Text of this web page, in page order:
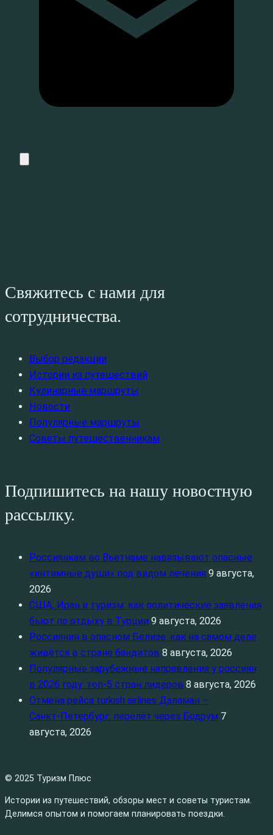
Свяжитесь с нами для
сотрудничества.
Выбор редакции
Истории из путешествий
Кулинарные маршруты
Новости
Популярные маршруты
Советы путешественникам
Подпишитесь на нашу новостную
рассылку.
Россиянкам во Вьетнаме навязывают опасные
«интимные души» под видом лечения 9 августа,
2026
США, Иран и туризм: как политические заявления
бьют по отдыху в Турции 9 августа, 2026
Россиянин в опасном Белизе: как на самом деле
живётся в стране бандитов 8 августа, 2026
Популярные зарубежные направления у россиян
в 2026 году: топ‑5 стран лидеров 8 августа, 2026
Отмена рейса turkish airlines Даламан –
Санкт‑Петербург: перелёт через Бодрум 7
августа, 2026
© 2025 Туризм Плюс
Истории из путешествий, обзоры мест и советы туристам.
Делимся опытом и помогаем планировать поездки.